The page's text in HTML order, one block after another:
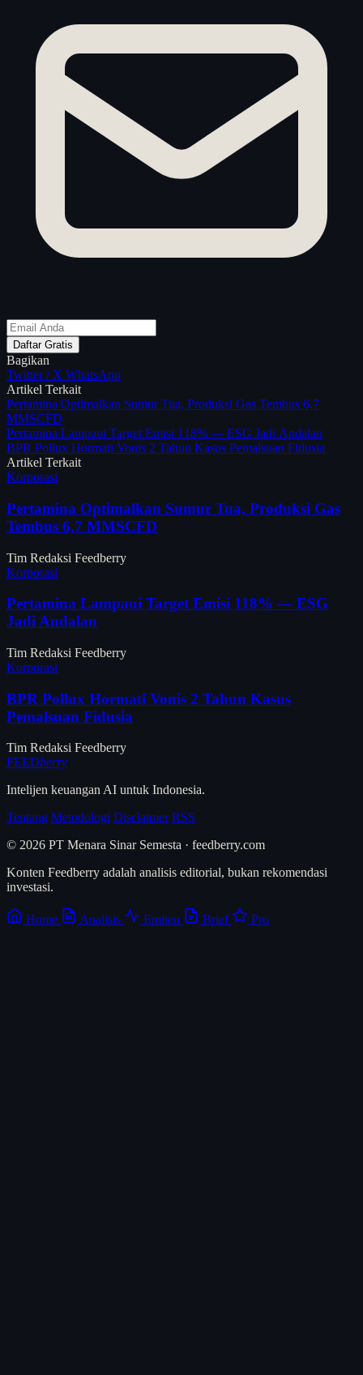
Daftar Gratis
Bagikan
Twitter / X WhatsApp
Artikel Terkait
Pertamina Optimalkan Sumur Tua, Produksi Gas Tembus 6,7
MMSCFD
Pertamina Lampaui Target Emisi 118% — ESG Jadi Andalan
BPR Pollux Hormati Vonis 2 Tahun Kasus Pemalsuan Fidusia
Artikel Terkait
Korporasi
Pertamina Optimalkan Sumur Tua, Produksi Gas
Tembus 6,7 MMSCFD
Tim Redaksi Feedberry
Korporasi
Pertamina Lampaui Target Emisi 118% — ESG
Jadi Andalan
Tim Redaksi Feedberry
Korporasi
BPR Pollux Hormati Vonis 2 Tahun Kasus
Pemalsuan Fidusia
Tim Redaksi Feedberry
FEEDberry
Intelijen keuangan AI untuk Indonesia.
Tentang Metodologi Disclaimer RSS
© 2026 PT Menara Sinar Semesta · feedberry.com
Konten Feedberry adalah analisis editorial, bukan rekomendasi
investasi.
Home Analisis Emiten Brief Pro